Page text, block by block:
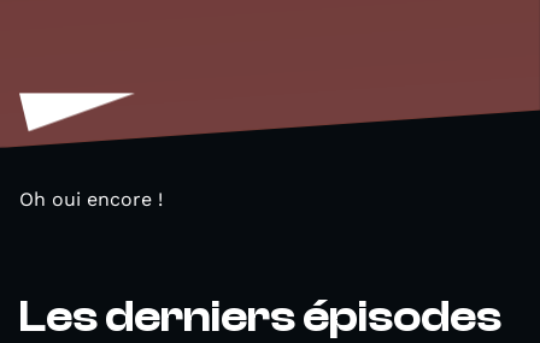
Oh oui encore !
Les derniers épisodes